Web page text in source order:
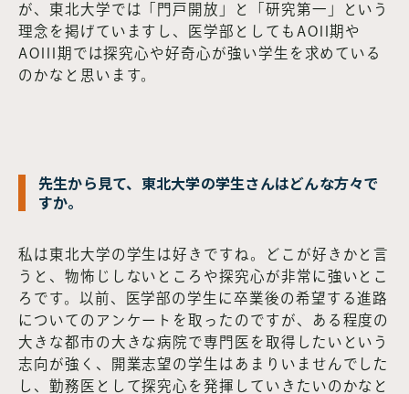
が、東北大学では「門戸開放」と「研究第一」という
理念を掲げていますし、医学部としてもAOII期や
AOIII期では探究心や好奇心が強い学生を求めている
のかなと思います。
先生から見て、東北大学の学生さんはどんな方々で
すか。
私は東北大学の学生は好きですね。どこが好きかと言
うと、物怖じしないところや探究心が非常に強いとこ
ろです。以前、医学部の学生に卒業後の希望する進路
についてのアンケートを取ったのですが、ある程度の
大きな都市の大きな病院で専門医を取得したいという
志向が強く、開業志望の学生はあまりいませんでした
し、勤務医として探究心を発揮していきたいのかなと